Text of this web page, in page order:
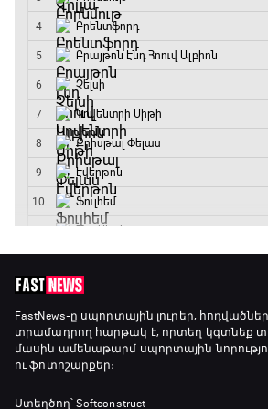
Շախմատի համաշխարհային շոու
12:55 - 13:20
Փ/Ֆ Ակումբների աշխարհ
13:20 - 13:45
ԱԱ-2026, Փլեյ-օֆֆ,
Ֆրանսիա - Իսպանիա
13:45 - 15:45
GOAT. Կանանց հեծանվավազք
15:45 - 16:10
ԱԱ-2026, Փլեյ-օֆֆ,
FastNews-ը սպորտային լուրեր, հոդվածներ
տրամադրող հարթակ է, որտեղ կգտնեք
մասին ամենաթարմ սպորտային
ու ֆոտոշարքեր։
Ստեղծող՝ Softconstruct